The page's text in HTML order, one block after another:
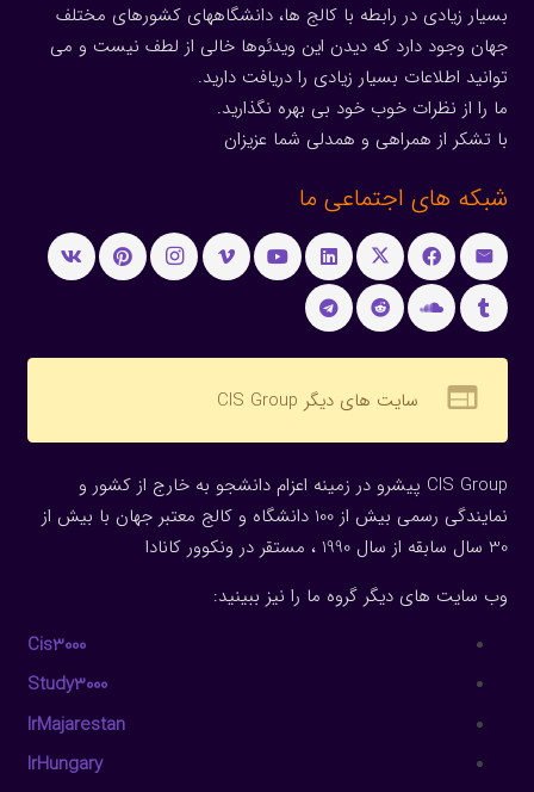
بسیار زیادی در رابطه با کالج ها، دانشگاههای کشورهای مختلف
جهان وجود دارد که دیدن این ویدئوها خالی از لطف نیست و می
توانید اطلاعات بسیار زیادی را دریافت دارید.
ما را از نظرات خوب خود بی بهره نگذارید.
با تشکر از همراهی و همدلی شما عزیزان
شبکه های اجتماعی ما
web سایت های دیگر CIS Group
CIS Group پیشرو در زمینه اعزام دانشجو به خارج از کشور و
نمایندگی رسمی بیش از 100 دانشگاه و کالج معتبر جهان با بیش از
30 سال سابقه از سال 1990 ، مستقر در ونکوور کانادا
وب سایت های دیگر گروه ما را نیز ببینید:
Cis3000
Study3000
IrMajarestan
IrHungary